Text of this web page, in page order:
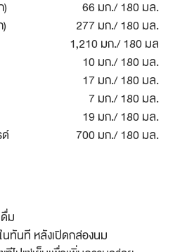
)
66 มก./ 180 มล.
)
277 มก./ 180 มล.
1,210 มก./ 180 มล
10 มก./ 180 มล.
17 มก./ 180 มล.
7 มก./ 180 มล.
19 มก./ 180 มล.
ด์
700 มก./ 180 มล.
ม
ทันที หลังเปิดกล่องนม